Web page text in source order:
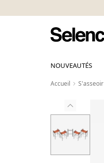
NOUVEAUTÉS
Accueil S'asseoir